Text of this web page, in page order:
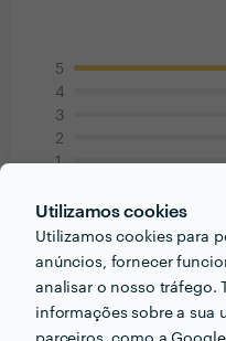
Utilizamos cookies
Utilizamos cookies para
anúncios, fornecer
analisar o nosso tráfego.
informações sobre a sua
5
4
3
2
1
Sociedade
Fotografia para
29 Dez 2015
Durante a prestação do